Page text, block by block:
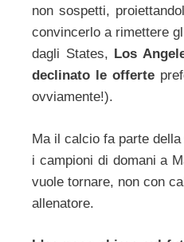
non sospetti,
convincerlo a rimettere
dagli States, Los
declinato le offerte
ovviamente!).
Ma il calcio fa parte
i campioni di domani a
vuole tornare, non con
allenatore.